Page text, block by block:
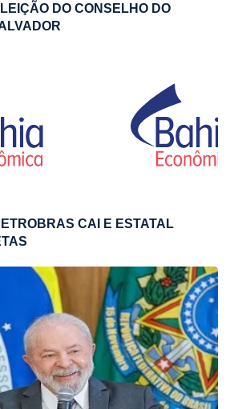
DO CONSELHO DO
CAI E ESTATAL